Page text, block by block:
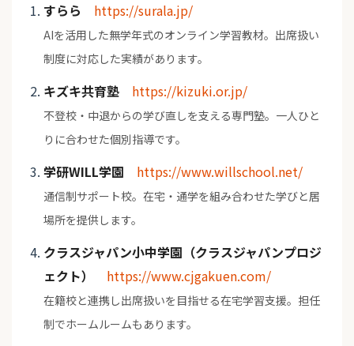
すらら https://surala.jp/
AIを活用した無学年式のオンライン学習教材。出席扱い
制度に対応した実績があります。
キズキ共育塾 https://kizuki.or.jp/
不登校・中退からの学び直しを支える専門塾。一人ひと
りに合わせた個別指導です。
学研WILL学園 https://www.willschool.net/
通信制サポート校。在宅・通学を組み合わせた学びと居
場所を提供します。
クラスジャパン小中学園（クラスジャパンプロジ
ェクト）
https://www.cjgakuen.com/
在籍校と連携し出席扱いを目指せる在宅学習支援。担任
制でホームルームもあります。